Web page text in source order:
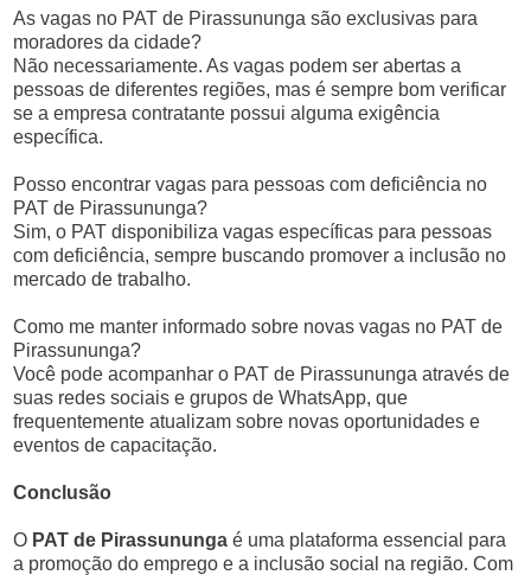
As vagas no PAT de Pirassununga são exclusivas para
moradores da cidade?
Não necessariamente. As vagas podem ser abertas a
pessoas de diferentes regiões, mas é sempre bom verificar
se a empresa contratante possui alguma exigência
específica.
Posso encontrar vagas para pessoas com deficiência no
PAT de Pirassununga?
Sim, o PAT disponibiliza vagas específicas para pessoas
com deficiência, sempre buscando promover a inclusão no
mercado de trabalho.
Como me manter informado sobre novas vagas no PAT de
Pirassununga?
Você pode acompanhar o PAT de Pirassununga através de
suas redes sociais e grupos de WhatsApp, que
frequentemente atualizam sobre novas oportunidades e
eventos de capacitação.
Conclusão
O PAT de Pirassununga é uma plataforma essencial para
a promoção do emprego e a inclusão social na região. Com